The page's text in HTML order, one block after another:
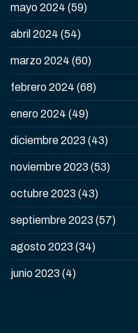
mayo 2024 (59)
abril 2024 (54)
marzo 2024 (60)
febrero 2024 (68)
enero 2024 (49)
diciembre 2023 (43)
noviembre 2023 (53)
octubre 2023 (43)
septiembre 2023 (57)
agosto 2023 (34)
junio 2023 (4)